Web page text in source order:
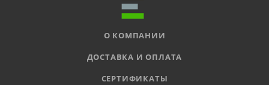
О КОМПАНИИ
ДОСТАВКА И ОПЛАТА
СЕРТИФИКАТЫ